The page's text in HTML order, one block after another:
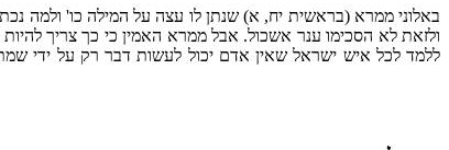
באלוני ממרא (בראשית יח, א) שנתן לו עצה על המילה כו' ולמה
ולזאת לא הסכימו ענר אשכול. אבל ממרא האמין כי כך צריך להיות
ללמד לכל איש ישראל שאין אדם יכול לעשות דבר רק על ידי